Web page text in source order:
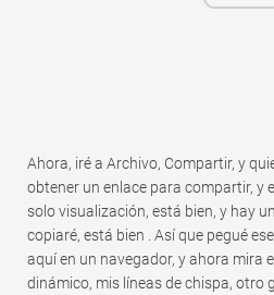
Ahora, iré a Archivo, Compartir, y
obtener un enlace para compartir, y
solo visualización, está bien, y hay
copiaré, está bien . Así que pegué
aquí en un navegador, y ahora mira
dinámico, mis líneas de chispa, otro